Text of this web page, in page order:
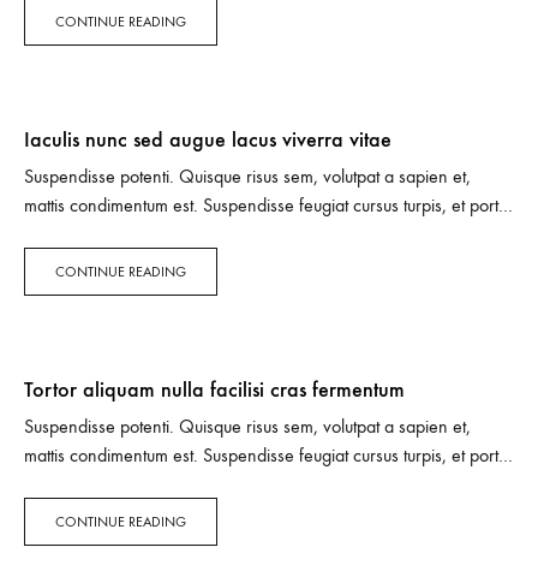
sodales pellentesque, commodo…
CONTINUE READING
Iaculis nunc sed augue lacus viverra vitae
Suspendisse potenti. Quisque risus sem, volutpat a sapien et,
mattis condimentum est. Suspendisse feugiat cursus turpis, et porta
sodales pellentesque, commodo…
CONTINUE READING
Tortor aliquam nulla facilisi cras fermentum
Suspendisse potenti. Quisque risus sem, volutpat a sapien et,
mattis condimentum est. Suspendisse feugiat cursus turpis, et porta
sodales pellentesque, commodo…
CONTINUE READING